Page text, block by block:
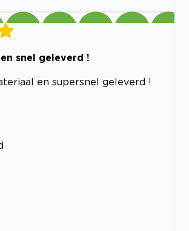
snel geleverd !
en supersnel geleverd !